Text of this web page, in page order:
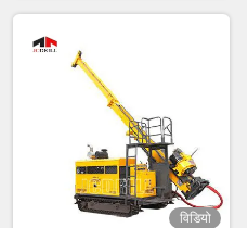
विडियो